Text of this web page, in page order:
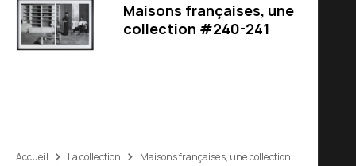
Maisons françaises, une
collection #240-241
Accueil La collection Maisons françaises, une collection